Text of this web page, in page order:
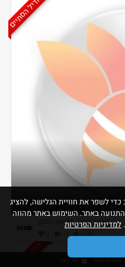
הדיל הסתיים
@DO_WHAT_YOU_CANT
· 1165
הדיל הסתיים
כדי לשפר את חוויית הגלישה, להציג
באתר. השימוש באתר מהווה
למדיניות הפרטיות